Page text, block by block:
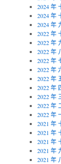
2024 年
2024 年
2024 年
2022 年
2022 年
2022 年
2022 年
2022 年
2022 年
2022 年
2022 年
2022 年
2022 年
2021 年
2021 年
2021 年
2021 年
2021 年